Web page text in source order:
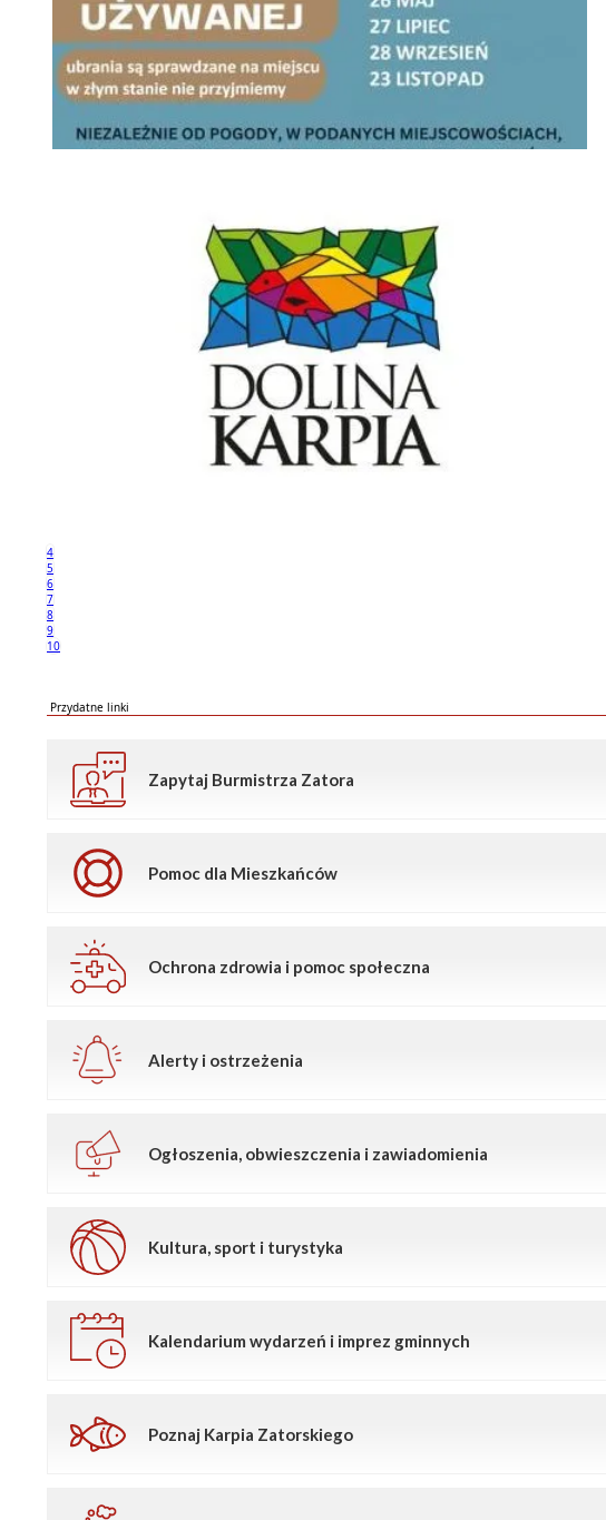
4
5
6
7
8
9
10
Przydatne linki
Zapytaj Burmistrza Zatora
Pomoc dla Mieszkańców
Ochrona zdrowia i pomoc społeczna
Alerty i ostrzeżenia
Ogłoszenia, obwieszczenia i zawiadomienia
Kultura, sport i turystyka
Kalendarium wydarzeń i imprez gminnych
Poznaj Karpia Zatorskiego